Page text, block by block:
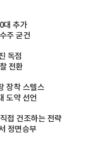
대 추가
주 굳건
독점
전환
장착 스텔스
도약 선언
접 건조하는 전략
정면승부